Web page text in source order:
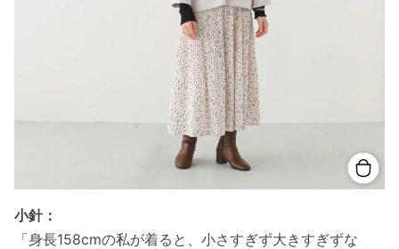
小針：
「身長158cmの私が着ると、小さすぎず大きすぎずな